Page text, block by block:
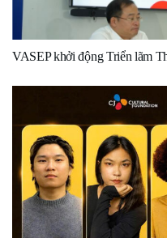
VASEP khởi động Triển lãm